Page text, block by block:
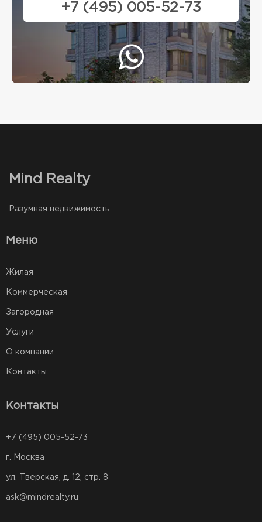
+7 (495) 005-52-73
Mind Realty
Разумная недвижимость
Меню
Жилая
Коммерческая
Загородная
Услуги
О компании
Контакты
Контакты
+7 (495) 005-52-73
г. Москва
ул. Тверская, д. 12, стр. 8
ask@mindrealty.ru